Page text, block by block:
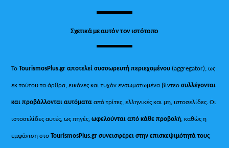
Σχετικά με αυτόν τον ιστότοπο
ΤοTourismosPlus.gr αποτελεί συσσωρευτή περιεχομένου (aggregator), ως
εκ τούτου τα άρθρα, εικόνες και τυχόν ενσωματωμένα βίντεοσυλλέγονται
και προβάλλονται αυτόματααπό τρίτες, ελληνικές και μη, ιστοσελίδες. Οι
ιστοσελίδες αυτές, ως πηγές,ωφελούνται από κάθε προβολή, καθώς η
εμφάνιση στοTourismosPlus.gr συνεισφέρει στην επισκεψιμότητά τους